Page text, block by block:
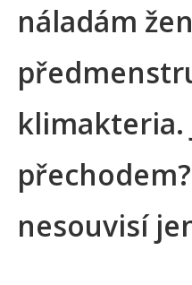
náladám
klimakteria.
nesouvisí